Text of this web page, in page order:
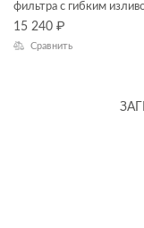
STONE
STREET FUSION
фильтра с гибким
15 240 ₽
Сравнить